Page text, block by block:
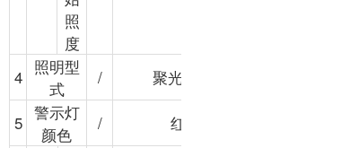
照
度
4 照明型
式
/ 聚光+泛光
5 警示灯
颜色
/ 红/蓝